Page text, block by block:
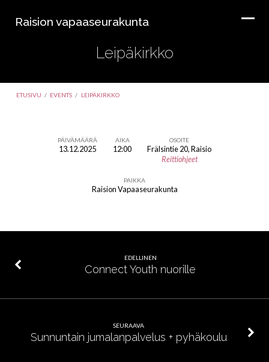
Raision vapaaseurakunta
Leipäkirkko
ETUSIVU / EVENTS / LEIPÄKIRKKO
PÄIVÄMÄÄRÄ
13.12.2025
AIKA
12:00
OSOITE
Frälsintie 20, Raisio
Reittiohjeet
PAIKKA
Raision Vapaaseurakunta
EDELLINEN
Connect Youth nuorille
SEURAAVA
Sunnuntain jumalanpalvelus + pyhäkoulu